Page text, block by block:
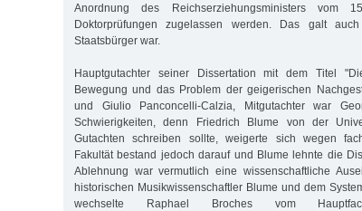
Anordnung des Reichserziehungsministers vom
Doktorprüfungen zugelassen werden. Das galt
Staatsbürger war.
Hauptgutachter seiner Dissertation mit dem Titel
Bewegung und das Problem der geigerischen
und Giulio Panconcelli-Calzia, Mitgutachter war
Schwierigkeiten, denn Friedrich Blume von der
Gutachten schreiben sollte, weigerte sich wegen
Fakultät bestand jedoch darauf und Blume lehnte die
Ablehnung war vermutlich eine wissenschaftliche
historischen Musikwissenschaftler Blume und dem
wechselte Raphael Broches vom